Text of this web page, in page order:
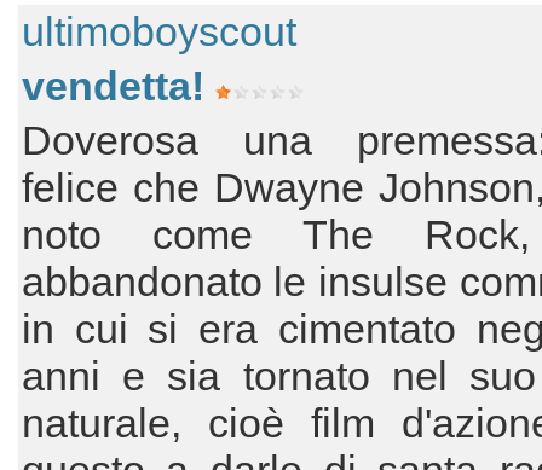
ultimoboyscout
vendetta!
Doverosa una
felice che Dwayne
noto come The
abbandonato le insulse
in cui si era cimentato
anni e sia tornato nel
naturale, cioè film